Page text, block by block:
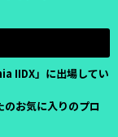
IIDX」に出場してい
お気に入りのプロ